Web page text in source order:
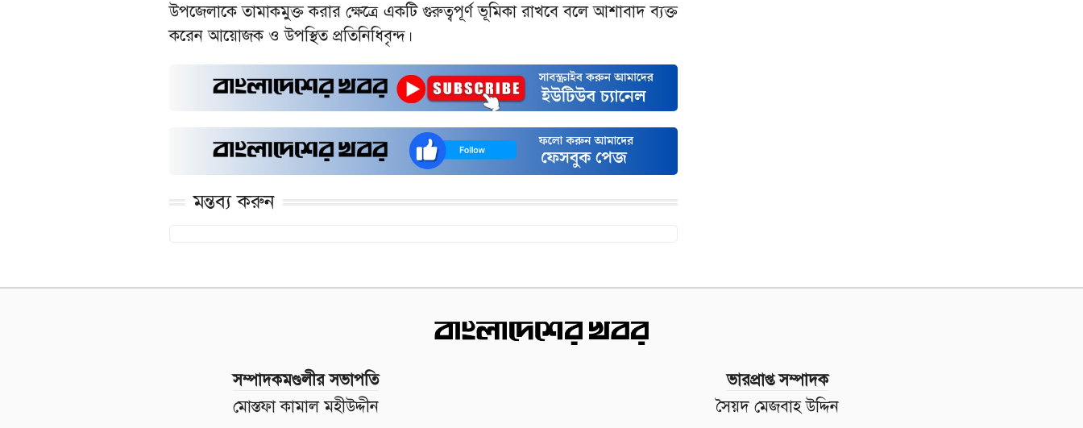
উপজেলাকে তামাকমুক্ত করার ক্ষেত্রে একটি গুরুত্বপূর্ণ ভূমিকা রাখবে বলে আশাবাদ ব্যক্ত
করেন আয়োজক ও উপস্থিত প্রতিনিধিবৃন্দ।
মন্তব্য করুন
সম্পাদকমণ্ডলীর সভাপতি
মোস্তফা কামাল মহীউদ্দীন
ভারপ্রাপ্ত সম্পাদক
সৈয়দ মেজবাহ উদ্দিন